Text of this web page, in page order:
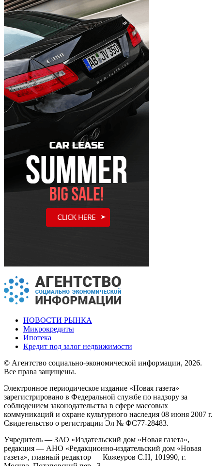
НОВОСТИ РЫНКА
Микрокредиты
Ипотека
Кредит под залог недвижимости
© Агентство социально-экономической информации, 2026.
Все права защищены.
Электронное периодическое издание «Новая газета»
зарегистрировано в Федеральной службе по надзору за
соблюдением законодательства в сфере массовых
коммуникаций и охране культурного наследия 08 июня 2007 г.
Свидетельство о регистрации Эл № ФС77-28483.
Учредитель — ЗАО «Издательский дом «Новая газета»,
редакция — АНО «Редакционно-издательский дом «Новая
газета», главный редактор — Кожеуров С.Н, 101990, г.